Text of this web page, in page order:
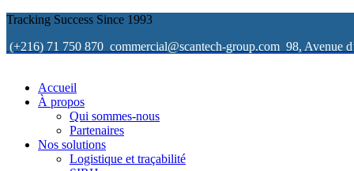
Tracking Success Since 1993
(+216) 71 750 870 commercial@scantech-group.com 98, Avenue
Accueil
À propos
Qui sommes-nous
Partenaires
Nos solutions
Logistique et traçabilité